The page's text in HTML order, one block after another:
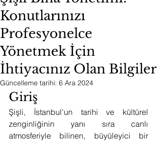
Konutlarınızı
Profesyonelce
Yönetmek İçin
İhtiyacınız Olan Bilgiler
Güncelleme tarihi: 6 Ara 2024
Giriş
Şişli, İstanbul'un tarihi ve kültürel
zenginliğinin yanı sıra canlı
atmosferiyle bilinen, büyüleyici bir